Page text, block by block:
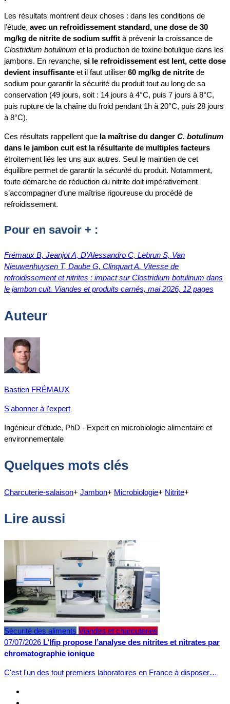
Les résultats montrent deux choses : dans les conditions de
l’étude, avec un refroidissement standard, une dose de 30
mg/kg de nitrite de sodium suffit à prévenir la croissance de
Clostridium botulinum et la production de toxine botulique dans les
jambons. En revanche, si le refroidissement est lent, cette dose
devient insuffisante et il faut utiliser 60 mg/kg de nitrite de
sodium pour garantir la sécurité du produit tout au long de sa
conservation (49 jours, soit : 14 jours à 4°C, puis 7 jours à 8°C,
puis rupture de la chaîne du froid pendant 1h à 20°C, puis 28 jours
à 8°C).
Ces résultats rappellent que la maîtrise du danger C. botulinum
dans le jambon cuit est la résultante de multiples facteurs
étroitement liés les uns aux autres. Seul le maintien de cet
équilibre permet de garantir lasécurité du produit. Notamment,
toute démarche de réduction du nitrite doit impérativement
s’accompagner d’une maîtrise rigoureuse du procédé de
refroidissement.
Pour en savoir + :
Frémaux B, Jeanjot A, D’Alessandro C, Lebrun S, Van
Nieuwenhuysen T, Daube G, Clinquart A. Vitesse de
refroidissement et nitrites : impact sur Clostridium botulinum dans
le jambon cuit. Viandes et produits carnés, mai 2026, 12 pages
Auteur
Bastien FRÉMAUX
S'abonner à l'expert
Ingénieur d’étude, PhD - Expert en microbiologie alimentaire et
environnementale
Quelques mots clés
Charcuterie-salaison+ Jambon+ Microbiologie+ Nitrite+
Lire aussi
Sécurité des aliments Viandes et charcuteries
07/07/2026 L’Ifip propose l’analyse des nitrites et nitrates par
chromatographie ionique
C'est l'un des tout premiers laboratoires en France à disposer…